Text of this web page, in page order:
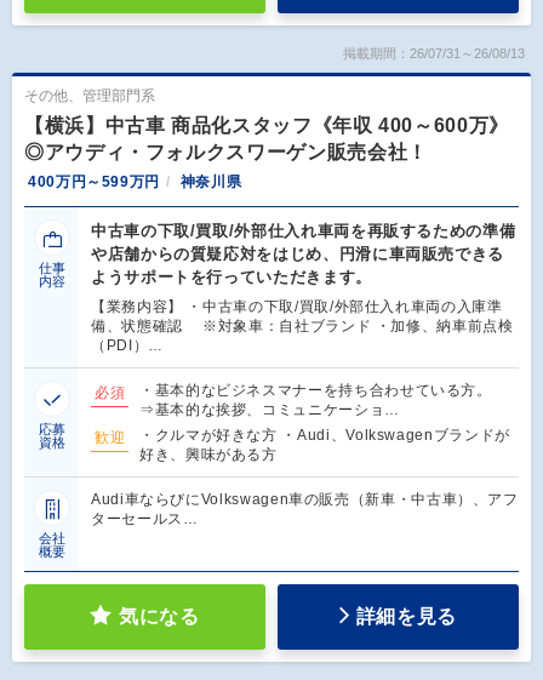
掲載期間：26/07/31～26/08/13
その他、管理部門系
【横浜】中古車 商品化スタッフ《年収 400～600万》
◎アウディ・フォルクスワーゲン販売会社！
400万円～599万円 神奈川県
仕事
内容
中古車の下取/買取/外部仕入れ車両を再販するための準備
や店舗からの質疑応対をはじめ、円滑に車両販売できる
ようサポートを行っていただきます。
【業務内容】 ・中古車の下取/買取/外部仕入れ車両の入庫準
備、状態確認 ※対象車：自社ブランド ・加修、納車前点検
（PDI）…
応募
資格
必須
・基本的なビジネスマナーを持ち合わせている方。
⇒基本的な挨拶、コミュニケーショ…
歓迎
・クルマが好きな方 ・Audi、Volkswagenブランドが
好き、興味がある方
会社
概要
Audi車ならびにVolkswagen車の販売（新車・中古車）、アフ
ターセールス…
気になる 詳細を見る